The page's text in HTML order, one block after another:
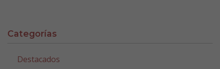
Categorías
Destacados